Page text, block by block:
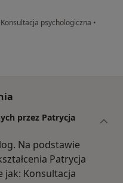
Konsultacja psychologiczna •
przez Patrycja
Na podstawie
Patrycja
jak: Konsultacja